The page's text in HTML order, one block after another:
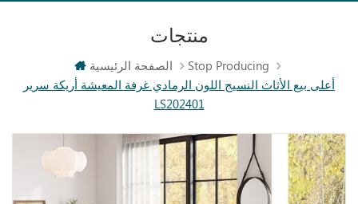
منتجات
الصفحة الرئيسية
Stop Producing
أعلى بيع الأثاث النسيج اللون الرمادي غرفة المعيشة أريكة سرير
LS202401